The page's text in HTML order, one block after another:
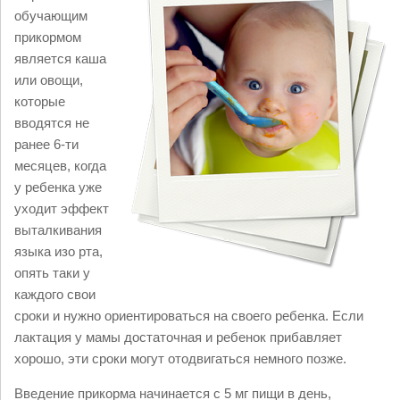
обучающим
прикормом
является каша
или овощи,
которые
вводятся не
ранее 6-ти
месяцев, когда
у ребенка уже
уходит эффект
выталкивания
языка изо рта,
опять таки у
каждого свои
сроки и нужно ориентироваться на своего ребенка. Если
лактация у мамы достаточная и ребенок прибавляет
хорошо, эти сроки могут отодвигаться немного позже.
Введение прикорма начинается с 5 мг пищи в день,